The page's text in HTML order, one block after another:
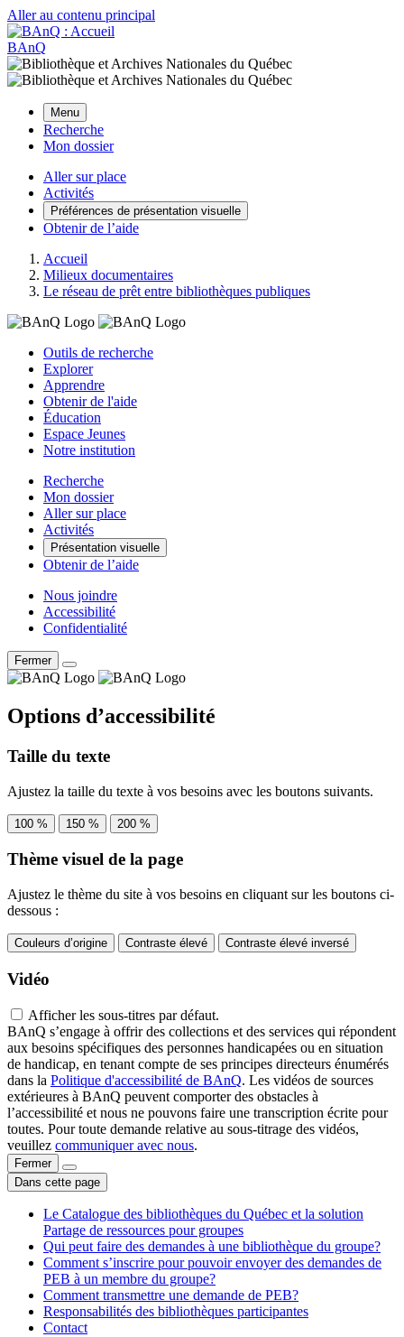
Aller au contenu principal
BAnQ
Menu
Recherche
Mon dossier
Aller sur place
Activités
Préférences de présentation visuelle
Obtenir de l’aide
Accueil
Milieux documentaires
Le réseau de prêt entre bibliothèques publiques
Outils de recherche
Explorer
Apprendre
Obtenir de l'aide
Éducation
Espace Jeunes
Notre institution
Recherche
Mon dossier
Aller sur place
Activités
Présentation visuelle
Obtenir de l’aide
Nous joindre
Accessibilité
Confidentialité
Fermer
Options d’accessibilité
Taille du texte
Ajustez la taille du texte à vos besoins avec les boutons suivants.
100 % 150 % 200 %
Thème visuel de la page
Ajustez le thème du site à vos besoins en cliquant sur les boutons ci-
dessous :
Couleurs d’origine Contraste élevé Contraste élevé inversé
Vidéo
Afficher les sous-titres par défaut.
BAnQ s’engage à offrir des collections et des services qui répondent
aux besoins spécifiques des personnes handicapées ou en situation
de handicap, en tenant compte de ses principes directeurs énumérés
dans la Politique d'accessibilité de BAnQ. Les vidéos de sources
extérieures à BAnQ peuvent comporter des obstacles à
l’accessibilité et nous ne pouvons faire une transcription écrite pour
toutes. Pour toute demande relative au sous-titrage des vidéos,
veuillez communiquer avec nous.
Fermer
Dans cette page
Le Catalogue des bibliothèques du Québec et la solution
Partage de ressources pour groupes
Qui peut faire des demandes à une bibliothèque du groupe?
Comment s’inscrire pour pouvoir envoyer des demandes de
PEB à un membre du groupe?
Comment transmettre une demande de PEB?
Responsabilités des bibliothèques participantes
Contact